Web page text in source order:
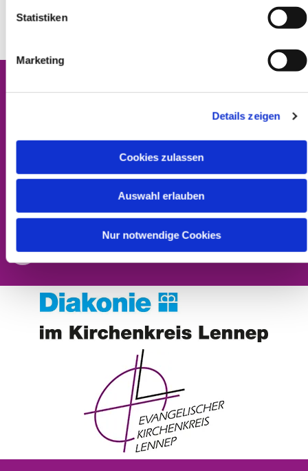
Statistiken
Marketing
Details zeigen
Cookies zulassen
Auswahl erlauben
Nur notwendige Cookies
Kontakt
Datenschutzerklärung
Barrierefreiheitserklärung